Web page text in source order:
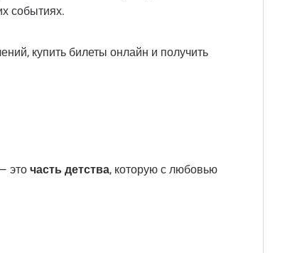
событиях.
купить билеты онлайн и получить
это часть детства, которую с любовью